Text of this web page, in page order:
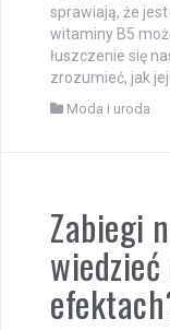
sprawiają, że
witaminy B5
łuszczenie się
zrozumieć, jak
Moda i uroda
Zabiegi